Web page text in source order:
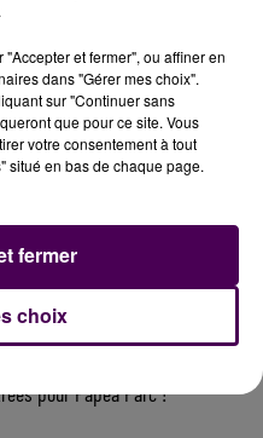
pour le V and B Fest' 2026 !
casting The Voice & The Voice
pour Papéa Parc !
et fermer", ou affiner en
dans "Gérer mes choix".
sur "Continuer sans
que pour ce site. Vous
votre consentement à tout
situé en bas de chaque page.
choix
fermer